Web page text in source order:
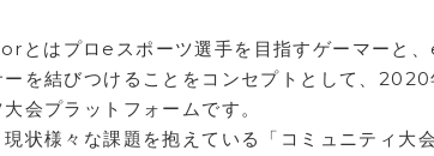
とはプロeスポーツ選手を目指すゲーマーと
ーを結びつけることをコンセプトとして、
会プラットフォームです。
現状様々な課題を抱えている「コミュニティ大